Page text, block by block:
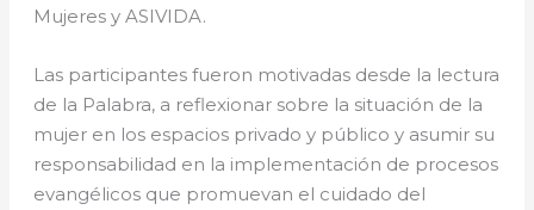
Mujeres y ASIVIDA.
Las participantes fueron motivadas desde la lectura
de la Palabra, a reflexionar sobre la situación de la
mujer en los espacios privado y público y asumir su
responsabilidad en la implementación de procesos
evangélicos que promuevan el cuidado del